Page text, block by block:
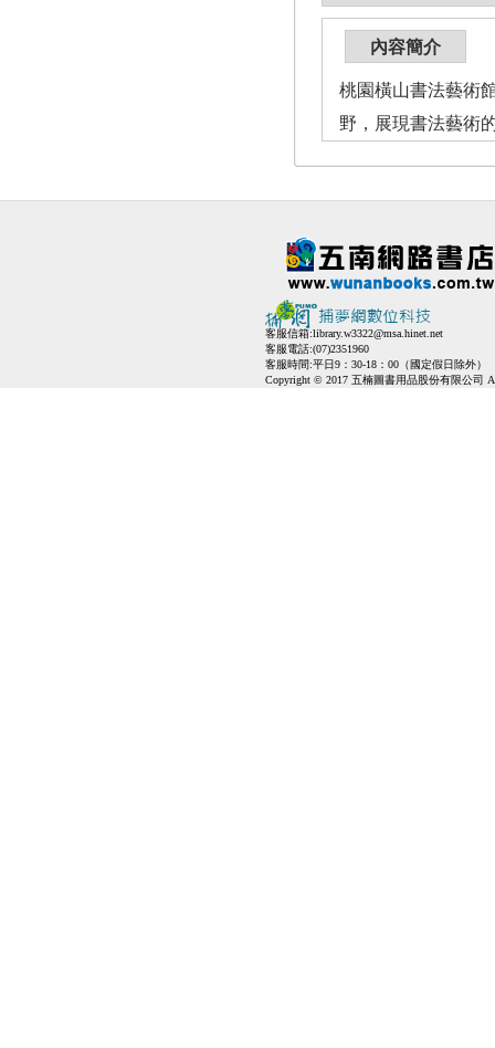
內容簡介
桃園橫山書法藝術
野，展現書法藝術
客服信箱:library.w3322@msa.hinet.net
客服電話:(07)2351960
客服時間:平日9：30-18：00（國定假日除外）
Copyright © 2017 五楠圖書用品股份有限公司